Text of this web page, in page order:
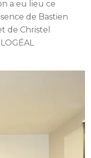
a eu lieu ce
de Bastien
de Christel